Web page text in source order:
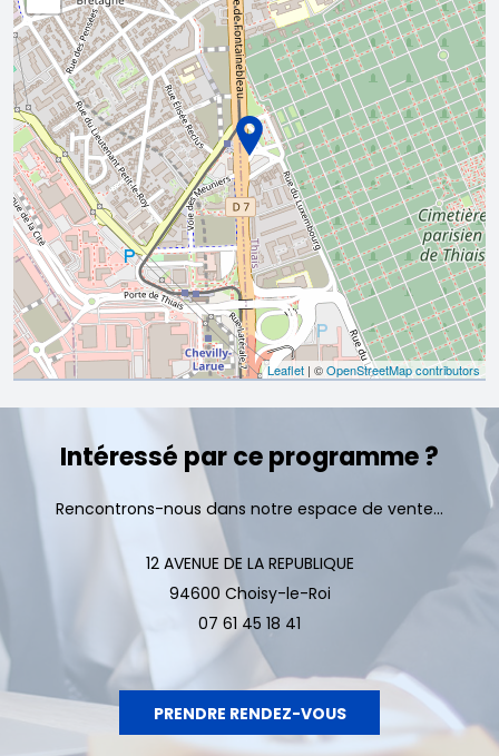
Leaflet | ©OpenStreetMap contributors
Intéressé par ce programme ?
Rencontrons-nous dans notre espace de vente...
12 AVENUE DE LA REPUBLIQUE
94600 Choisy-le-Roi
07 61 45 18 41
PRENDRE RENDEZ-VOUS